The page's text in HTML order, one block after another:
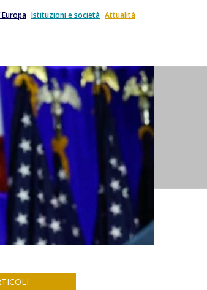
Istituzioni e società Attualità